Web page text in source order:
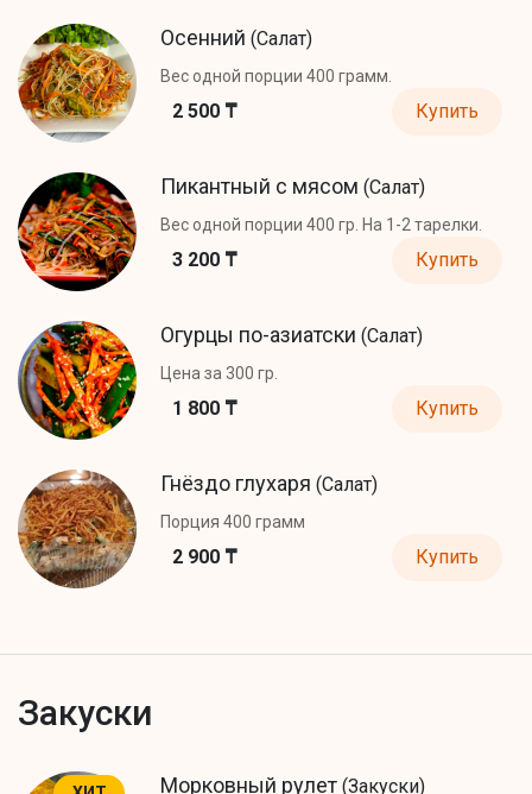
Осенний (Салат)
Вес одной порции 400 грамм.
2 500 ₸ Купить
Пикантный с мясом (Салат)
Вес одной порции 400 гр. На 1-2 тарелки.
3 200 ₸ Купить
Огурцы по-азиатски (Салат)
Цена за 300 гр.
1 800 ₸ Купить
Гнёздо глухаря (Салат)
Порция 400 грамм
2 900 ₸ Купить
Закуски
Морковный рулет (Закуски)